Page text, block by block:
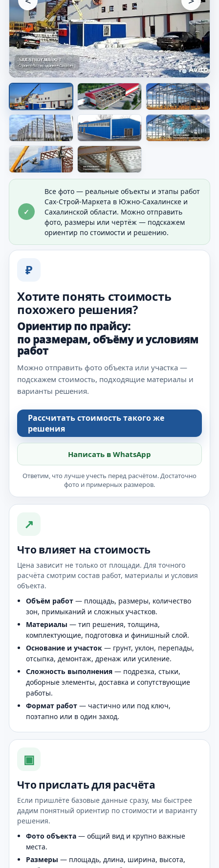
Дом на участке
Видно общий результат строительства и
посадку дома.
✓
Все фото — реальные объекты и этапы работ
Сах-Строй-Маркета в Южно-Сахалинске и
Сахалинской области. Можно отправить
фото, размеры или чертёж — подскажем
ориентир по стоимости и решению.
₽
Хотите понять стоимость
похожего решения?
Ориентир по прайсу:
по размерам, объёму и условиям
работ
Можно отправить фото объекта или участка —
подскажем стоимость, подходящие материалы и
варианты решения.
Рассчитать стоимость такого же
решения
Написать в WhatsApp
Ответим, что лучше учесть перед расчётом. Достаточно
фото и примерных размеров.
↗
Что влияет на стоимость
Цена зависит не только от площади. Для точного
расчёта смотрим состав работ, материалы и условия
объекта.
Объём работ — площадь, размеры, количество
зон, примыканий и сложных участков.
Материалы — тип решения, толщина,
комплектующие, подготовка и финишный слой.
Основание и участок — грунт, уклон, перепады,
отсыпка, демонтаж, дренаж или усиление.
Сложность выполнения — подрезка, стыки,
доборные элементы, доставка и сопутствующие
работы.
Формат работ — частично или под ключ,
поэтапно или в один заход.
▣
Что прислать для расчёта
Если пришлёте базовые данные сразу, мы быстрее
дадим понятный ориентир по стоимости и варианту
решения.
Фото объекта — общий вид и крупно важные
места.
Размеры — площадь, длина, ширина, высота,